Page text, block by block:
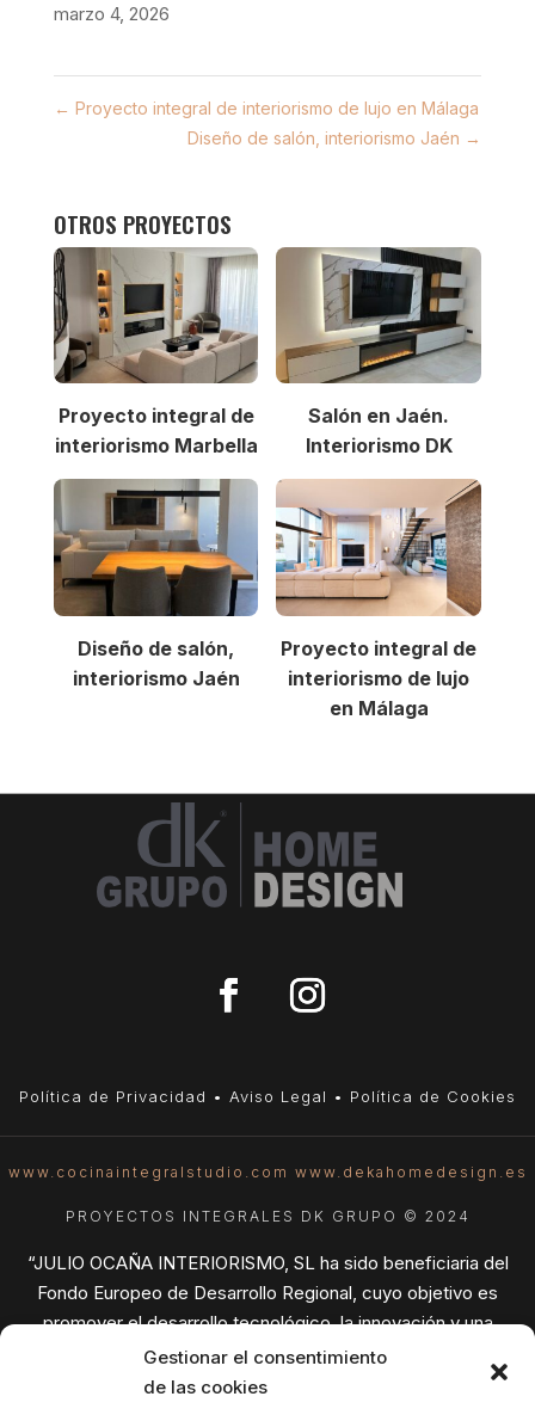
Gestionar el consentimiento
de las cookies
marzo 4, 2026
← Proyecto integral de interiorismo de lujo en Málaga
Diseño de salón, interiorismo Jaén →
OTROS PROYECTOS
Proyecto integral de
interiorismo Marbella
Salón en Jaén.
Interiorismo DK
Diseño de salón,
interiorismo Jaén
Proyecto integral de
interiorismo de lujo
en Málaga
Política de Privacidad • Aviso Legal • Política de Cookies
www.cocinaintegralstudio.com www.dekahomedesign.es
PROYECTOS INTEGRALES DK GRUPO © 2024
“JULIO OCAÑA INTERIORISMO, SL ha sido beneficiaria del
Fondo Europeo de Desarrollo Regional, cuyo objetivo es
promover el desarrollo tecnológico, la innovación y una
investigación de calidad, gracias al cual ha puesto en marcha un
Plan de Acción con el objetivo de mejorar la competitividad